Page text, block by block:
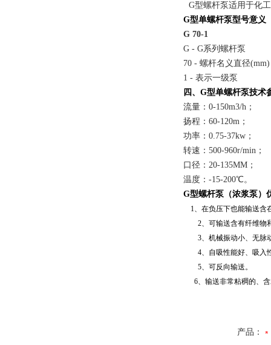
G型螺杆泵适用于化
G型单螺杆泵型号意义
G 70-1
G - G系列螺杆泵
70 - 螺杆名义直径(mm)
1 - 表示一级泵
四、G型单螺杆泵技术
流量：0-150m3/h；
扬程：60-120m；
功率：0.75-37kw；
转速：500-960r/min；
口径：20-135MM；
温度：-15-200℃。
G型螺杆泵（浓浆泵）
1、在负压下也能输送含
2、可输送含有纤维物
3、机械振动小、无脉
4、自吸性能好、吸入
5、可反向输送。
6、输送非常粘稠的、含
产品：